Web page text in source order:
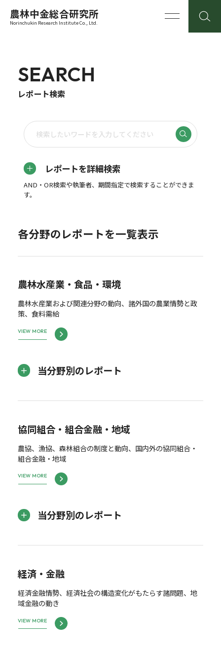
農林中金総合研究所
Norinchukin Research Institute Co., Ltd.
SEARCH
レポート検索
レポートを詳細検索
AND・OR検索や執筆者、期間指定で検索することができま
す。
各分野のレポートを一覧表示
農林水産業・食品・環境
農林水産業および関連分野の動向、諸外国の農業情勢と政
策、食料需給
VIEW MORE
当分野別のレポート
協同組合・組合金融・地域
農協、漁協、森林組合の制度と動向、国内外の協同組合・
組合金融・地域
VIEW MORE
当分野別のレポート
経済・金融
経済金融情勢、経済社会の構造変化がもたらす諸問題、地
域金融の動き
VIEW MORE